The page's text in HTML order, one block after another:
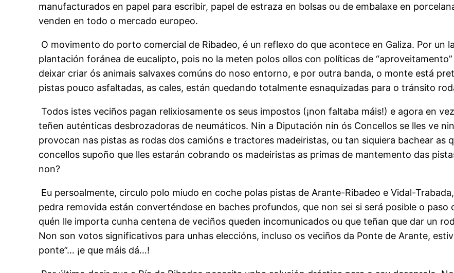
manufacturados en papel para escribir, papel de estraza en bolsas ou de embalaxe en
venden en todo o mercado europeo.
O movimento do porto comercial de Ribadeo, é un reflexo do que acontece en Galiza. Por un
plantación foránea de eucalipto, pois no la meten polos ollos con políticas de
deixar criar ós animais salvaxes comúns do noso entorno, e por outra banda, o monte está
pistas pouco asfaltadas, as cales, están quedando totalmente esnaquizadas para o tránsito
Todos istes veciños pagan relixiosamente os seus impostos (¡non faltaba máis!) e agora en
teñen auténticas desbrozadoras de neumáticos. Nin a Diputación nin ós Concellos se lles ve
provocan nas pistas as rodas dos camións e tractores madeiristas, ou tan siquiera bachear as
concellos supoño que lles estarán cobrando os madeiristas as primas de mantemento das
non?
Eu persoalmente, circulo polo miudo en coche polas pistas de Arante-Ribadeo e Vidal-
pedra removida están converténdose en baches profundos, que non sei si será posible o paso
quén lle importa cunha centena de veciños queden incomunicados ou que teñan que dar un
Non son votos significativos para unhas eleccións, incluso os veciños da Ponte de Arante,
ponte”… ¡e que máis dá…!